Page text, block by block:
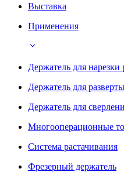
Выставка
Применения
Держатель для нарезки
Держатель для
Держатель для
Многооперационные
Система растачивания
Фрезерный держатель